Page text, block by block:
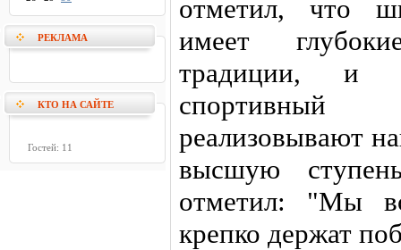
РЕКЛАМА
КТО НА САЙТЕ
Гостей: 11
отметил, что
имеет
традиции, и
спортивный
реализовывают
высшую
отметил: "Мы
крепко держат